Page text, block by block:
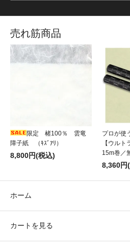
売れ筋商品
限定 楮100％ 雲竜
障子紙 （ｷｽﾞｱﾘ）
8,800円(税込)
プロが使
【ウルト
15m巻／
8,360円
ホーム
カートを見る